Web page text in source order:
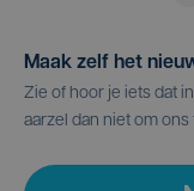
Maak zelf het
Zie of hoor je iets dat
aarzel dan niet om